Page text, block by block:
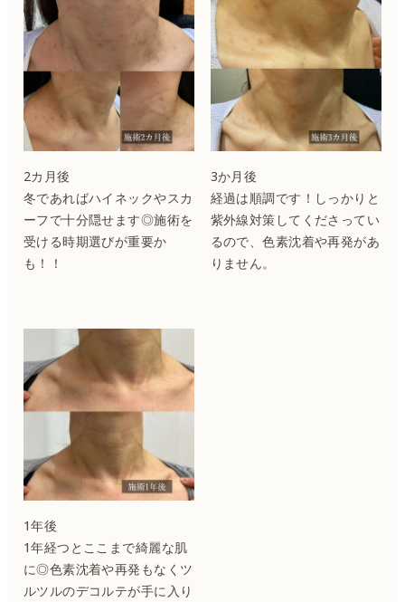
2カ月後
冬であればハイネックやスカ
ーフで十分隠せます◎施術を
受ける時期選びが重要か
も！！
3か月後
経過は順調です！しっかりと
紫外線対策してくださってい
るので、色素沈着や再発があ
りません。
1年後
1年経つとここまで綺麗な肌
に◎色素沈着や再発もなくツ
ルツルのデコルテが手に入り